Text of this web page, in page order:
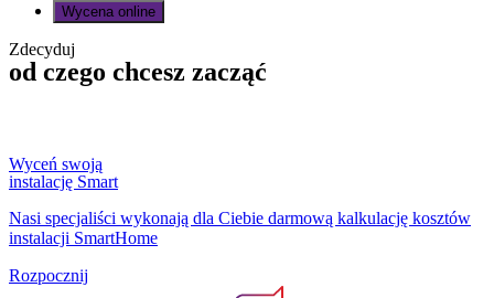
Wycena online
Zdecyduj
od czego chcesz zacząć
Wyceń swoją
instalację Smart
Nasi specjaliści wykonają dla Ciebie darmową kalkulację kosztów
instalacji SmartHome
Rozpocznij